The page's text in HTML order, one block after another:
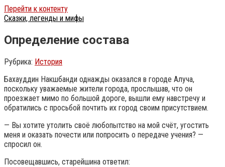
Перейти к контенту
Сказки, легенды и мифы
Определение состава
Рубрика: История
Бахауддин Накшбанди однажды оказался в городе Алуча,
поскольку уважаемые жители города, прослышав, что он
проезжает мимо по большой дороге, вышли ему навстречу и
обратились с просьбой почтить их город своим присутствием.
— Вы хотите утолить своё любопытство на мой счёт, угостить
меня и оказать почести или попросить о передаче учения? —
спросил он.
Посовещавшись, старейшина ответил: